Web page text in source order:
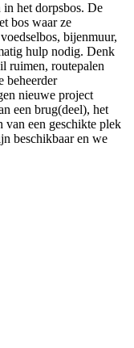
het dorpsbos. De
bos waar ze
bijenmuur,
hulp nodig. Denk
ruimen, routepalen
beheerder
nieuwe project
een brug(deel), het
van een geschikte plek
beschikbaar en we